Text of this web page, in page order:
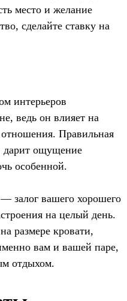
место и желание
сделайте ставку на
интерьеров
ведь он влияет на
Правильная
дарит ощущение
особенной.
залог вашего хорошего
на целый день.
размере кровати,
вам и вашей паре,
отдыхом.